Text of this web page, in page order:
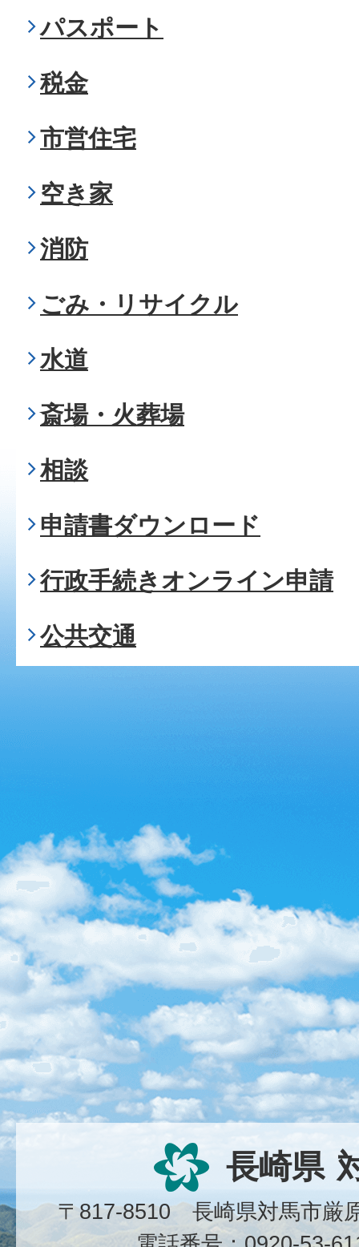
パスポート
税金
市営住宅
空き家
消防
ごみ・リサイクル
水道
斎場・火葬場
相談
申請書ダウンロード
行政手続きオンライン申請
公共交通
長崎県
〒817-8510 長崎県対馬市